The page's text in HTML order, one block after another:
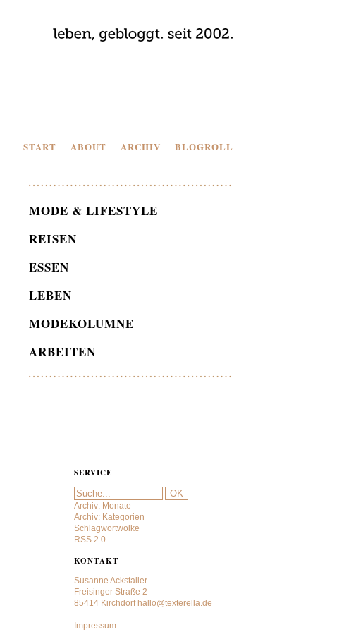
START ABOUT ARCHIV BLOGROLL
MODE & LIFESTYLE
REISEN
ESSEN
LEBEN
MODEKOLUMNE
ARBEITEN
SERVICE
Archiv: Monate
Archiv: Kategorien
Schlagwortwolke
RSS 2.0
KONTAKT
Susanne Ackstaller
Freisinger Straße 2
85414 Kirchdorf hallo@texterella.de
Impressum